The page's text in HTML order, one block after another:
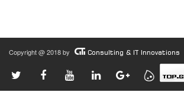
Copyright @ 2018 by Consulting & IT Innovations